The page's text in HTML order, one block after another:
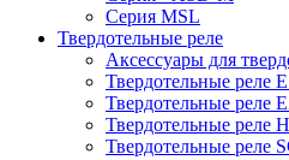
Серия MSL
Твердотельные реле
Аксессуары для
Твердотельные реле
Твердотельные реле
Твердотельные реле
Твердотельные реле